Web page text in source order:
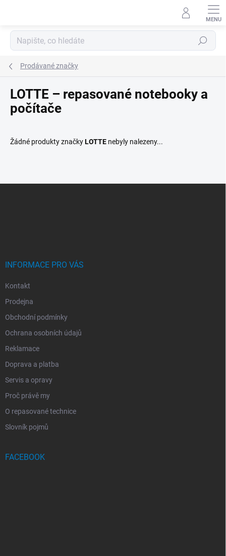
Hledat
Prodávané značky
LOTTE – repasované notebooky a
počítače
Žádné produkty značkyLOTTE nebyly nalezeny...
INFORMACE PRO VÁS
Kontakt
Prodejna
Obchodní podmínky
Ochrana osobních údajů
Reklamace
Doprava a platba
Servis a opravy
Proč právě my
O repasované technice
Slovník pojmů
FACEBOOK